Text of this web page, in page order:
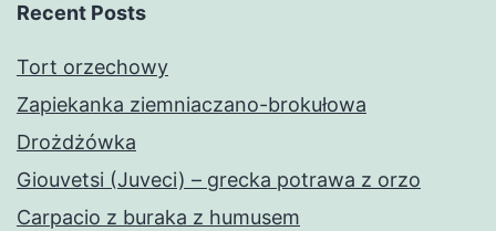
Recent Posts
Tort orzechowy
Zapiekanka ziemniaczano-brokułowa
Drożdżówka
Giouvetsi (Juveci) – grecka potrawa z orzo
Carpacio z buraka z humusem